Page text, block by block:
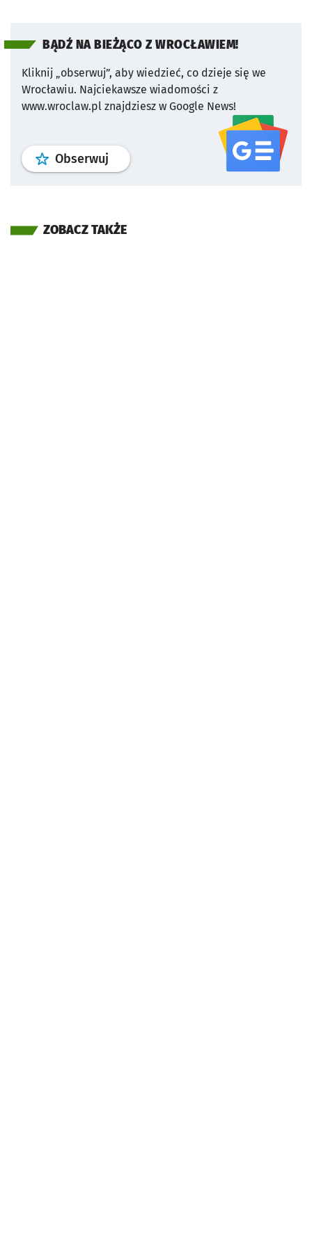
BĄDŹ NA BIEŻĄCO Z WROCŁAWIEM!
Kliknij „obserwuj”, aby wiedzieć, co dzieje się we
Wrocławiu. Najciekawsze wiadomości z
www.wroclaw.pl znajdziesz w Google News!
Obserwuj profil serwisu
ZOBACZ TAKŻE